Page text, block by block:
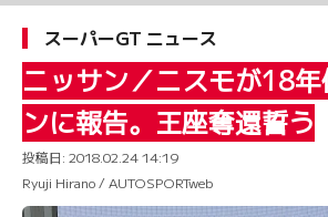
プ
スーパーGT ニュース
ニッサン／ニスモが18
ンに報告。王座奪還誓う
投稿日: 2018.02.24 14:19
Ryuji Hirano / AUTOSPORTweb